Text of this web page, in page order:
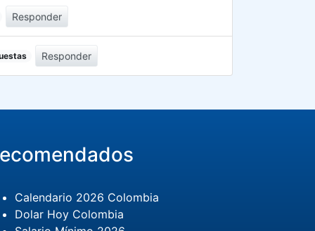
Responder
Responder
Calendario 2026 Colombia
Dolar Hoy Colombia